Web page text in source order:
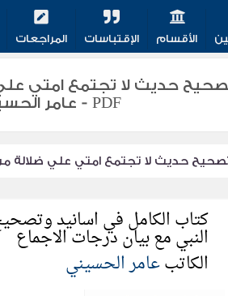
الأقسام الإقتباسات المراجعات
PDF - عامر الحسيني
تجتمع امتي علي ضلالة من 16 طريقا عن النبي مع بيان درجات
النبي مع بيان درجات الاجماع
الكاتبعامر الحسيني